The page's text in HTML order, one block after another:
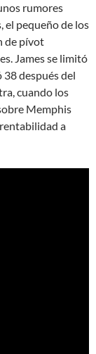
rumores
el pequeño de los
de pívot
James se limitó
después del
cuando los
Memphis
a